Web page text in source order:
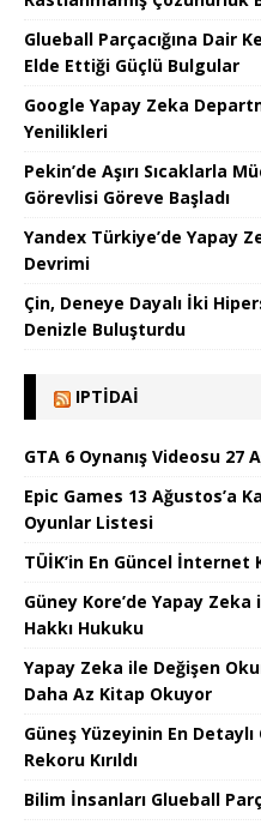
Glueball Parçacığına Dair
Elde Ettiği Güçlü Bulgular
Google Yapay Zeka
Yenilikleri
Pekin’de Aşırı Sıcaklarla
Görevlisi Göreve Başladı
Yandex Türkiye’de Yapay
Devrimi
Çin, Deneye Dayalı İki
Denizle Buluşturdu
IPTIDAI
GTA 6 Oynanış Videosu 27
Epic Games 13 Ağustos’a
Oyunlar Listesi
TÜİK’in En Güncel İnternet
Güney Kore’de Yapay
Hakkı Hukuku
Yapay Zeka ile Değişen
Daha Az Kitap Okuyor
Güneş Yüzeyinin En
Rekoru Kırıldı
Bilim İnsanları Glueball